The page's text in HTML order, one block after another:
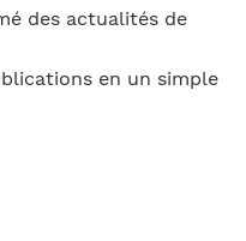
des actualités de
en un simple